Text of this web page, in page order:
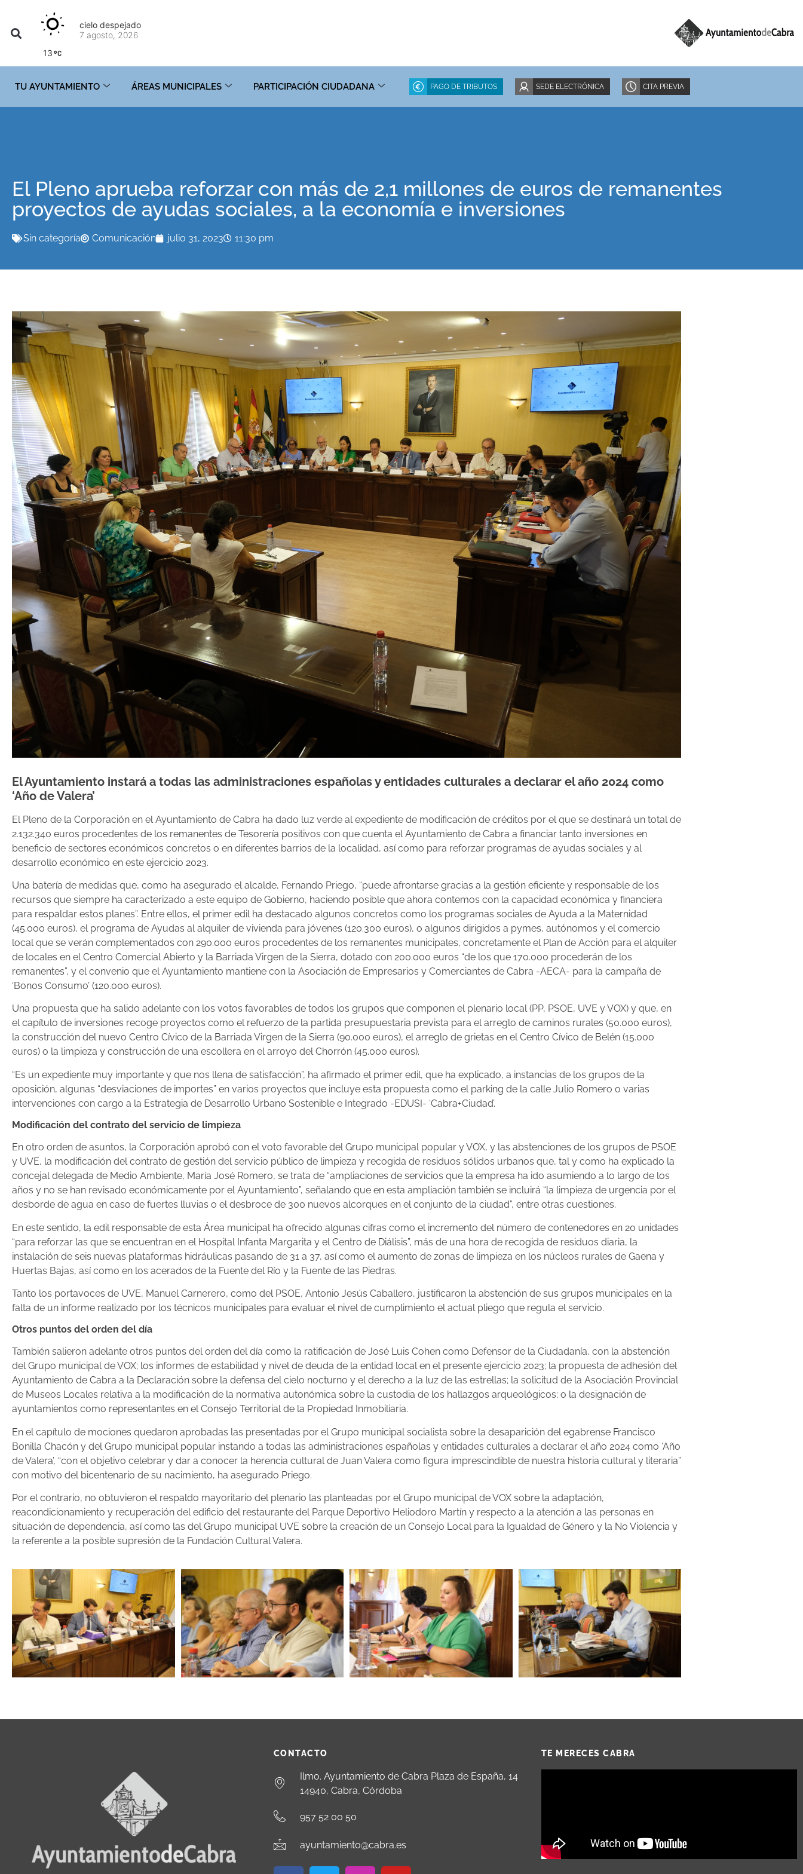
13
cielo despejado
7 agosto, 2026
TU AYUNTAMIENTO ÁREAS MUNICIPALES PARTICIPACIÓN CIUDADANA PAGO DE TRIBUTOS SEDE ELECTRÓNICA CITA PREVIA
El Pleno aprueba reforzar con más de 2,1 millones de euros de remanentes
proyectos de ayudas sociales, a la economía e inversiones
Sin categoría Comunicación julio 31, 2023 11:30 pm
El Ayuntamiento instará a todas las administraciones españolas y entidades culturales a declarar el año 2024 como
‘Año de Valera’
El Pleno de la Corporación en el Ayuntamiento de Cabra ha dado luz verde al expediente de modificación de créditos por el que se destinará un total de
2.132.340 euros procedentes de los remanentes de Tesorería positivos con que cuenta el Ayuntamiento de Cabra a financiar tanto inversiones en
beneficio de sectores económicos concretos o en diferentes barrios de la localidad, así como para reforzar programas de ayudas sociales y al
desarrollo económico en este ejercicio 2023.
Una batería de medidas que, como ha asegurado el alcalde, Fernando Priego, “puede afrontarse gracias a la gestión eficiente y responsable de los
recursos que siempre ha caracterizado a este equipo de Gobierno, haciendo posible que ahora contemos con la capacidad económica y financiera
para respaldar estos planes”. Entre ellos, el primer edil ha destacado algunos concretos como los programas sociales de Ayuda a la Maternidad
(45.000 euros), el programa de Ayudas al alquiler de vivienda para jóvenes (120.300 euros), o algunos dirigidos a pymes, autónomos y el comercio
local que se verán complementados con 290.000 euros procedentes de los remanentes municipales, concretamente el Plan de Acción para el alquiler
de locales en el Centro Comercial Abierto y la Barriada Virgen de la Sierra, dotado con 200.000 euros “de los que 170.000 procederán de los
remanentes”, y el convenio que el Ayuntamiento mantiene con la Asociación de Empresarios y Comerciantes de Cabra -AECA- para la campaña de
‘Bonos Consumo’ (120.000 euros).
Una propuesta que ha salido adelante con los votos favorables de todos los grupos que componen el plenario local (PP, PSOE, UVE y VOX) y que, en
el capítulo de inversiones recoge proyectos como el refuerzo de la partida presupuestaria prevista para el arreglo de caminos rurales (50.000 euros),
la construcción del nuevo Centro Cívico de la Barriada Virgen de la Sierra (90.000 euros), el arreglo de grietas en el Centro Cívico de Belén (15.000
euros) o la limpieza y construcción de una escollera en el arroyo del Chorrón (45.000 euros).
“Es un expediente muy importante y que nos llena de satisfacción”, ha afirmado el primer edil, que ha explicado, a instancias de los grupos de la
oposición, algunas “desviaciones de importes” en varios proyectos que incluye esta propuesta como el parking de la calle Julio Romero o varias
intervenciones con cargo a la Estrategia de Desarrollo Urbano Sostenible e Integrado -EDUSI- ‘Cabra+Ciudad’.
Modificación del contrato del servicio de limpieza
En otro orden de asuntos, la Corporación aprobó con el voto favorable del Grupo municipal popular y VOX, y las abstenciones de los grupos de PSOE
y UVE, la modificación del contrato de gestión del servicio público de limpieza y recogida de residuos sólidos urbanos que, tal y como ha explicado la
concejal delegada de Medio Ambiente, María José Romero, se trata de “ampliaciones de servicios que la empresa ha ido asumiendo a lo largo de los
años y no se han revisado económicamente por el Ayuntamiento”, señalando que en esta ampliación también se incluirá “la limpieza de urgencia por el
desborde de agua en caso de fuertes lluvias o el desbroce de 300 nuevos alcorques en el conjunto de la ciudad”, entre otras cuestiones.
En este sentido, la edil responsable de esta Área municipal ha ofrecido algunas cifras como el incremento del número de contenedores en 20 unidades
“para reforzar las que se encuentran en el Hospital Infanta Margarita y el Centro de Diálisis”, más de una hora de recogida de residuos diaria, la
instalación de seis nuevas plataformas hidráulicas pasando de 31 a 37, así como el aumento de zonas de limpieza en los núcleos rurales de Gaena y
Huertas Bajas, así como en los acerados de la Fuente del Río y la Fuente de las Piedras.
Tanto los portavoces de UVE, Manuel Carnerero, como del PSOE, Antonio Jesús Caballero, justificaron la abstención de sus grupos municipales en la
falta de un informe realizado por los técnicos municipales para evaluar el nivel de cumplimiento el actual pliego que regula el servicio.
Otros puntos del orden del día
También salieron adelante otros puntos del orden del día como la ratificación de José Luis Cohen como Defensor de la Ciudadanía, con la abstención
del Grupo municipal de VOX; los informes de estabilidad y nivel de deuda de la entidad local en el presente ejercicio 2023; la propuesta de adhesión del
Ayuntamiento de Cabra a la Declaración sobre la defensa del cielo nocturno y el derecho a la luz de las estrellas; la solicitud de la Asociación Provincial
de Museos Locales relativa a la modificación de la normativa autonómica sobre la custodia de los hallazgos arqueológicos; o la designación de
ayuntamientos como representantes en el Consejo Territorial de la Propiedad Inmobiliaria.
En el capítulo de mociones quedaron aprobadas las presentadas por el Grupo municipal socialista sobre la desaparición del egabrense Francisco
Bonilla Chacón y del Grupo municipal popular instando a todas las administraciones españolas y entidades culturales a declarar el año 2024 como ‘Año
de Valera’, “con el objetivo celebrar y dar a conocer la herencia cultural de Juan Valera como figura imprescindible de nuestra historia cultural y literaria”
con motivo del bicentenario de su nacimiento, ha asegurado Priego.
Por el contrario, no obtuvieron el respaldo mayoritario del plenario las planteadas por el Grupo municipal de VOX sobre la adaptación,
reacondicionamiento y recuperación del edificio del restaurante del Parque Deportivo Heliodoro Martín y respecto a la atención a las personas en
situación de dependencia, así como las del Grupo municipal UVE sobre la creación de un Consejo Local para la Igualdad de Género y la No Violencia y
la referente a la posible supresión de la Fundación Cultural Valera.
CONTACTO
Ilmo. Ayuntamiento de Cabra Plaza de España, 14
14940, Cabra, Córdoba
957 52 00 50
ayuntamiento@cabra.es
TE MERECES CABRA